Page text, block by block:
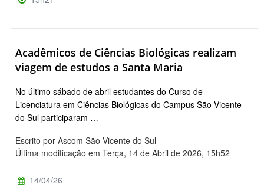
Acadêmicos de Ciências Biológicas realizam
viagem de estudos a Santa Maria
No último sábado de abril estudantes do Curso de
Licenciatura em Ciências Biológicas do Campus São Vicente
do Sul participaram …
Escrito por Ascom São Vicente do Sul
Última modificação em Terça, 14 de Abril de 2026, 15h52
14/04/26